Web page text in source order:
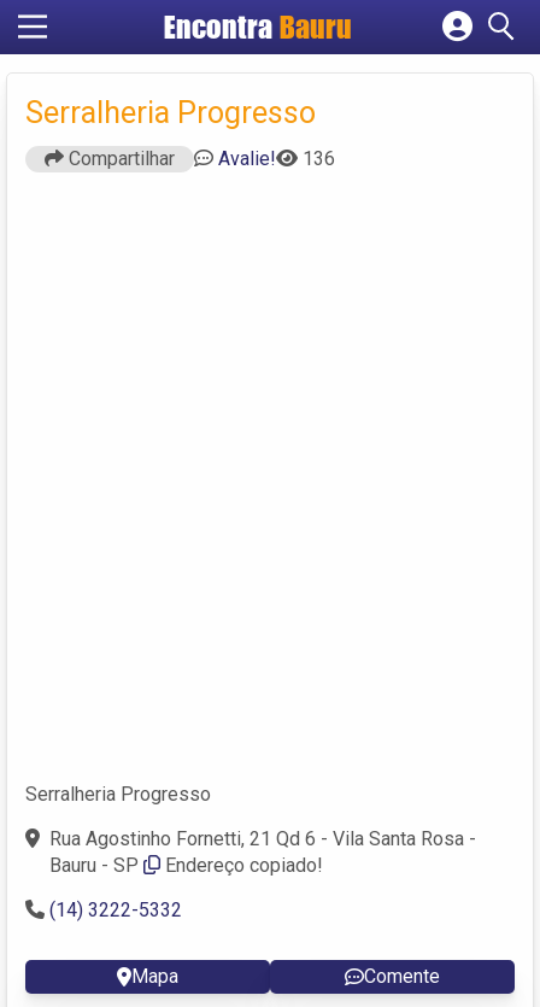
Encontra Bauru
Cadastrar empresa
Criar conta
Serralheria Progresso
Compartilhar Avalie! 136
Serralheria Progresso
Rua Agostinho Fornetti, 21 Qd 6 - Vila Santa Rosa -
Bauru - SP
Endereço copiado!
(14) 3222-5332
Mapa Comente